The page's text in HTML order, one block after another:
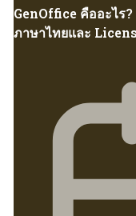
GenOffice คืออะไร
ภาษาไทยและ